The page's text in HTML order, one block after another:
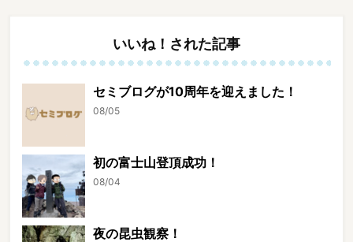
いいね！された記事
セミブログが10周年を迎えました！
08/05
初の富士山登頂成功！
08/04
夜の昆虫観察！